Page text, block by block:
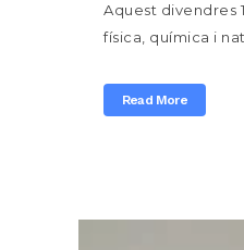
Aquest divendres
física, química i
Read More